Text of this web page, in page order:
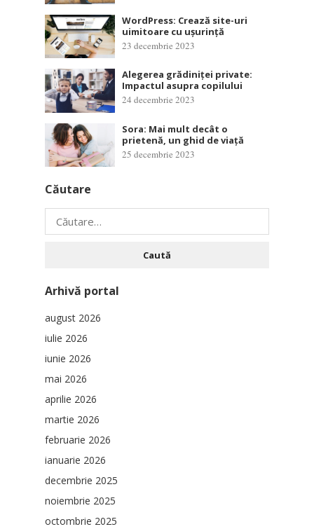
WordPress: Crează site-uri
uimitoare cu ușurință
23 decembrie 2023
Alegerea grădiniței private:
Impactul asupra copilului
24 decembrie 2023
Sora: Mai mult decât o
prietenă, un ghid de viață
25 decembrie 2023
Căutare
Caută
după:
Arhivă portal
august 2026
iulie 2026
iunie 2026
mai 2026
aprilie 2026
martie 2026
februarie 2026
ianuarie 2026
decembrie 2025
noiembrie 2025
octombrie 2025